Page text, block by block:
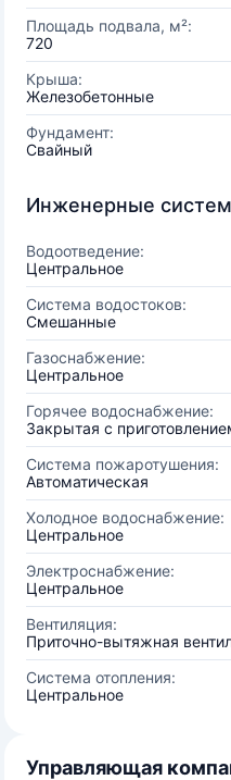
Площадь подвала, м²:
720
Крыша:
Железобетонные
Фундамент:
Свайный
Инженерные
Водоотведение:
Центральное
Система водостоков:
Смешанные
Газоснабжение:
Центральное
Горячее водоснабжение:
Закрытая с
Система пожаротушения:
Автоматическая
Холодное водоснабжение:
Центральное
Электроснабжение:
Центральное
Вентиляция:
Приточно-вытяжная
Система отопления:
Центральное
Управляющая